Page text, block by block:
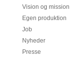
Vision og mission
Egen produktion
Job
Nyheder
Presse